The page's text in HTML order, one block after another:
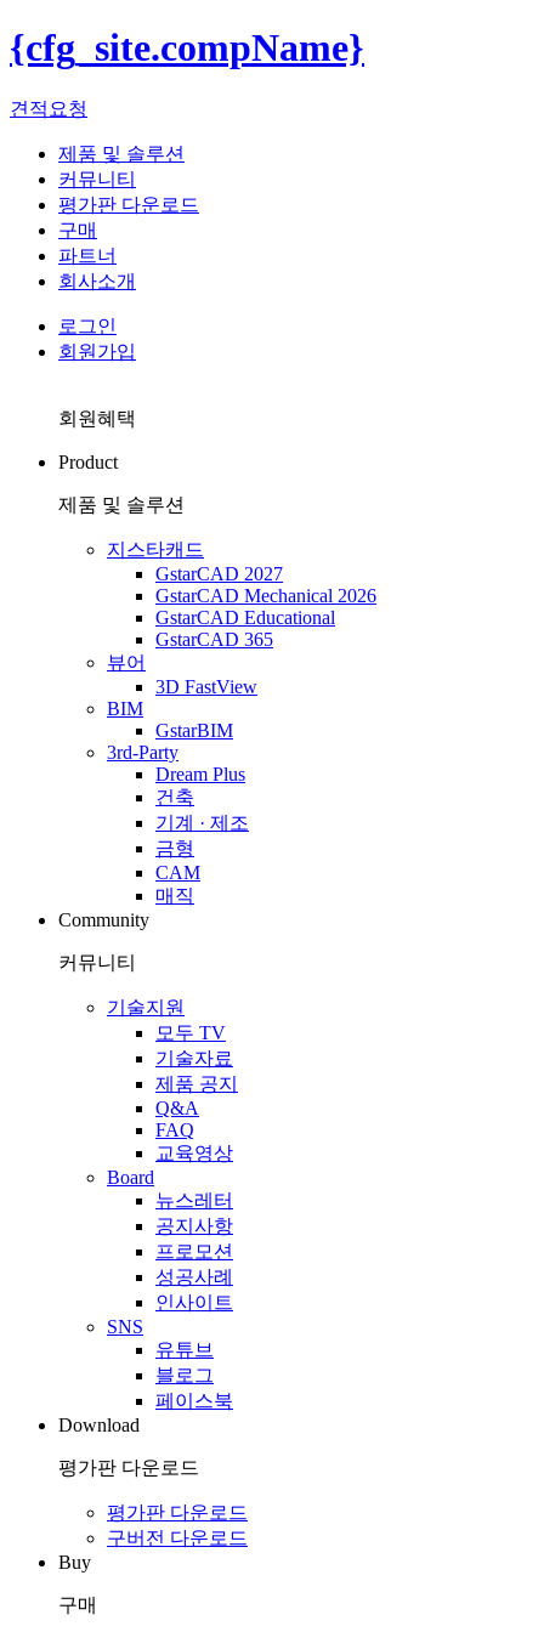
{cfg_site.compName}
견적요청
제품 및 솔루션
커뮤니티
평가판 다운로드
구매
파트너
회사소개
로그인
회원가입
회원혜택
Product
제품 및 솔루션
지스타캐드
GstarCAD 2027
GstarCAD Mechanical 2026
GstarCAD Educational
GstarCAD 365
뷰어
3D FastView
BIM
GstarBIM
3rd-Party
Dream Plus
건축
기계 · 제조
금형
CAM
매직
Community
커뮤니티
기술지원
모두 TV
기술자료
제품 공지
Q&A
FAQ
교육영상
Board
뉴스레터
공지사항
프로모션
성공사례
인사이트
SNS
유튜브
블로그
페이스북
Download
평가판 다운로드
평가판 다운로드
구버전 다운로드
Buy
구매